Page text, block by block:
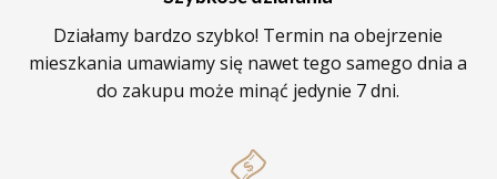
Działamy bardzo szybko! Termin na obejrzenie
mieszkania umawiamy się nawet tego samego dnia a
do zakupu może minąć jedynie 7 dni.